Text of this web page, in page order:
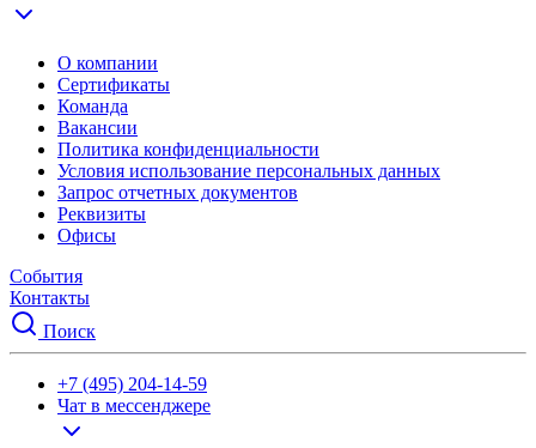
О компании
Сертификаты
Команда
Вакансии
Политика конфиденциальности
Условия использование персональных данных
Запрос отчетных документов
Реквизиты
Офисы
События
Контакты
Поиск
+7 (495) 204-14-59
Чат в мессенджере